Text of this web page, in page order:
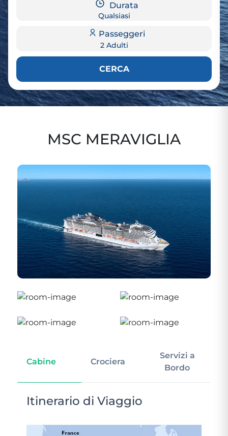
Durata
Qualsiasi
Passeggeri
2 Adulti
CERCA
MSC MERAVIGLIA
Cabine Crociera
Servizi a
Bordo
Itinerario di Viaggio